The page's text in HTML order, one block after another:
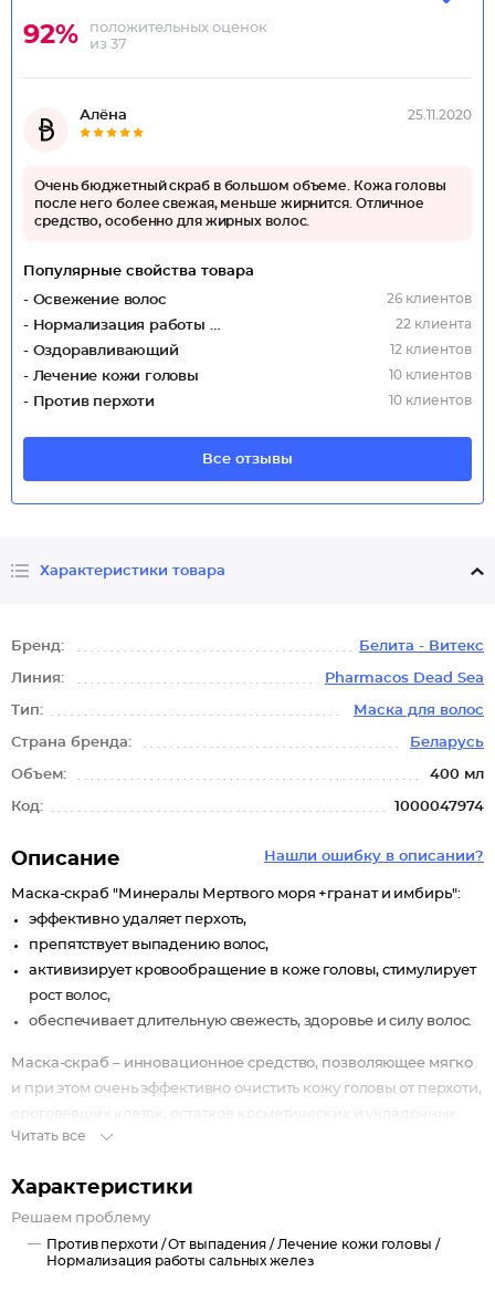
92%
положительных оценок
из 37
Алёна 25.11.2020
Очень бюджетный скраб в большом объеме. Кожа головы
после него более свежая, меньше жирнится. Отличное
средство, особенно для жирных волос.
Популярные свойства товара
- Освежение волос
26 клиентов
- Нормализация работы сальных желез 22 клиента
- Оздоравливающий 12 клиентов
- Лечение кожи головы 10 клиентов
- Против перхоти 10 клиентов
Все отзывы
Характеристики товара
Бренд: Белита - Витекс
Линия: Pharmacos Dead Sea
Тип: Маска для волос
Страна бренда: Беларусь
Объем: 400 мл
Код: 1000047974
Нашли ошибку в описании?
Описание
Маска-скраб "Минералы Мертвого моря +гранат и имбирь":
эффективно удаляет перхоть,
препятствует выпадению волос,
активизирует кровообращение в коже головы, стимулирует
рост волос,
обеспечивает длительную свежесть, здоровье и силу волос.
Маска-скраб – инновационное средство, позволяющее мягко
и при этом очень эффективно очистить кожу головы от перхоти,
средств и других загрязнений.
богатые целебными минералами и микроэлементами,
оказывают интенсивное оздоравливающее действие на
кожу головы,улучшают питание волосяных фолликулов,
препятствуют выпадению волос и появлению перхоти.
Читать все
Характеристики
Решаем проблему
Против перхоти /От выпадения / Лечение кожи головы /
Нормализация работы сальных желез